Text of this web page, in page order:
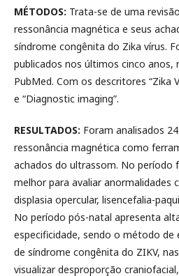
MÉTODOS: Trata-se de uma
ressonância magnética e seus
síndrome congênita do Zika vírus.
publicados nos últimos cinco anos,
PubMed. Com os descritores “Zika
e “Diagnostic imaging”.
RESULTADOS: Foram analisados
ressonância magnética como
achados do ultrassom. No período
melhor para avaliar anormalidades
displasia opercular, lisencefalia-
No período pós-natal apresenta
especificidade, sendo o método de
de síndrome congênita do ZIKV,
visualizar desproporção